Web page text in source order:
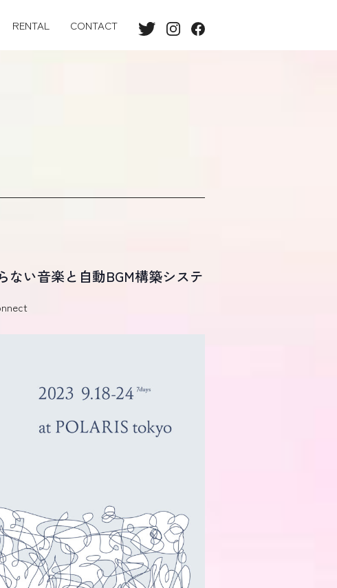
RENTAL CONTACT
ない音楽と自動BGM構築システ